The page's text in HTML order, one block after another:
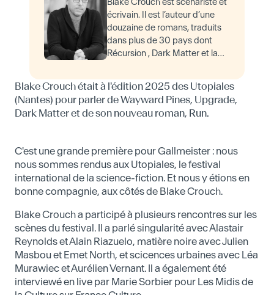
écrivain. Il est l’auteur d’une
douzaine de romans, traduits
dans plus de 30 pays dont
Récursion , Dark Matter et la
adaptée en série pour la
télévision par la FOX…
Blake Crouch était à l'édition 2025 des Utopiales
(Nantes) pour parler de Wayward Pines, Upgrade,
Dark Matter et de son nouveau roman, Run.
C'est une grande première pour Gallmeister : nous
nous sommes rendus aux Utopiales, le festival
international de la science-fiction. Et nous y étions en
bonne compagnie, aux côtés de Blake Crouch.
Blake Crouch a participé à plusieurs rencontres sur les
scènes du festival. Il a parlé singularité avec Alastair
Reynolds et Alain Riazuelo, matière noire avec Julien
Masbou et Emet North, et scicences urbaines avec Léa
Murawiec et Aurélien Vernant. Il a également été
interviewé en live par Marie Sorbier pour Les Midis de